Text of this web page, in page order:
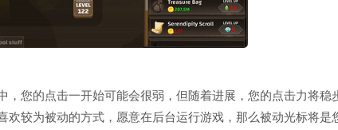
，您的点击一开始可能会很弱，但随着进展，您的点击力将稳
欢较为被动的方式，愿意在后台运行游戏，那么被动光标将是